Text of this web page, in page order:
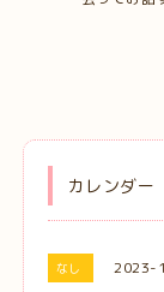
カレンダー
なし 2023-